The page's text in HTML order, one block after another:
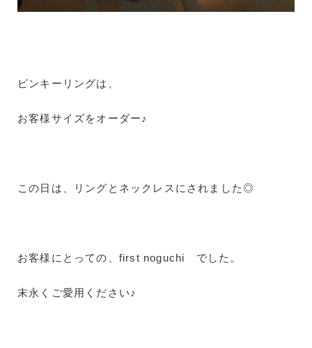
ピンキーリングは、
お客様サイズをオーダー♪
この日は、リングとネックレスにされました◎
お客様にとっての、first noguchi でした。
末永くご愛用ください♪